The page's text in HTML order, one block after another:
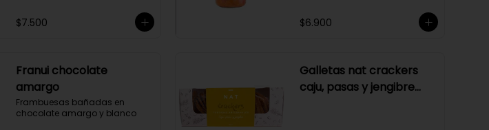
$7.500 $6.900
Franui chocolate
amargo
Frambuesas bañadas en
chocolate amargo y blanco
Galletas nat crackers
caju, pasas y jengibre